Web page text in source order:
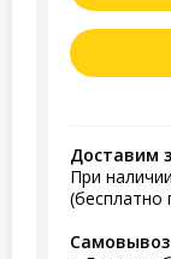
Доставим
При
(бесплатно
Самовывоз